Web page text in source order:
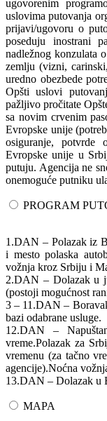
ugovorenim
uslovima putovanja
prijavi/ugovoru o
poseduju inostrani
nadležnog konzulata
zemlju (vizni,
uredno obezbede
Opšti uslovi
pažljivo pročitate
sa novim crvenim
Evropske unije
osiguranje, potvrde
Evropske unije u
putuju. Agencija ne
onemoguće putniku
PROGRAM
1.DAN – Polazak iz
i mesto polaska
vožnja kroz Srbiju i
2.DAN – Dolazak u
(postoji mogućnost
3 – 11.DAN –
bazi odabrane usluge.
12.DAN –
vreme.Polazak za
vremenu (za tačno
agencije).Noćna
13.DAN – Dolazak u
MAPA